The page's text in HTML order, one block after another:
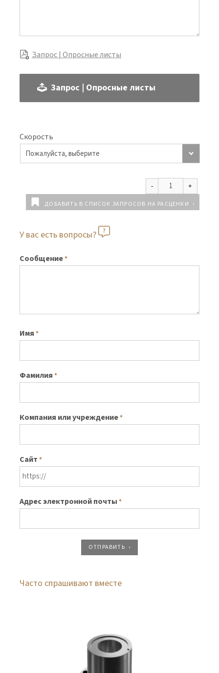
Запрос | Опросные листы
Запрос | Опросные листы
Скорость
ДОБАВИТЬ В СПИСОК ЗАПРОСОВ НА РАСЦЕНКИ
У вас есть вопросы?
Сообщение*
Имя *
Фамилия *
Компания или учреждение*
Сайт *
Адрес электронной почты *
ОТПРАВИТЬ
Часто спрашивают вместе